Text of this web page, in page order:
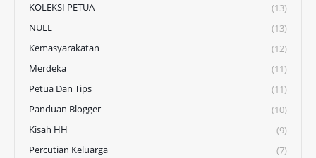
KOLEKSI PETUA
(13)
NULL
(13)
Kemasyarakatan
(12)
Merdeka
(11)
Petua Dan Tips
(11)
Panduan Blogger
(10)
Kisah HH
(9)
Percutian Keluarga
(7)